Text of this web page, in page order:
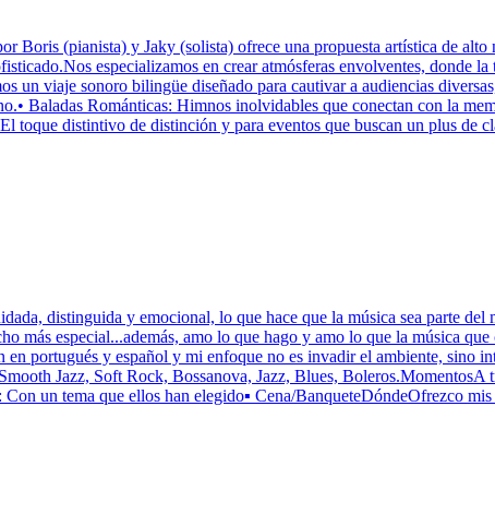
Boris (pianista) y Jaky (solista) ofrece una propuesta artística de
especializamos en crear atmósferas envolventes, donde
un viaje sonoro bilingüe diseñado para cautivar a audiencias
Baladas Románticas: Himnos inolvidables que conectan con la
toque distintivo de distinción y para eventos que buscan un plus de
distinguida y emocional, lo que hace que la música sea parte
más especial...además, amo lo que hago y amo lo que la música
portugués y español y mi enfoque no es invadir el ambiente, sino
Jazz, Soft Rock, Bossanova, Jazz, Blues, Boleros.MomentosA
un tema que ellos han elegido▪️ Cena/BanqueteDóndeOfrezco